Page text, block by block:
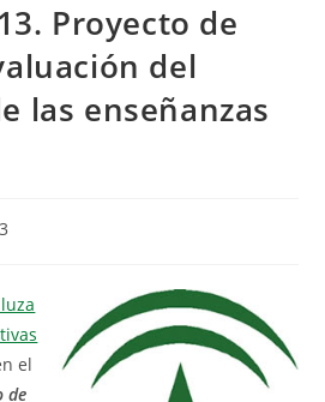
Proyecto de
del
las enseñanzas
el
de